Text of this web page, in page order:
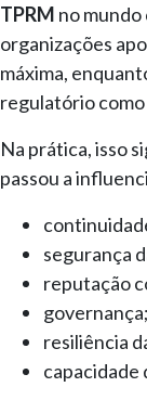
TPRM no
organizações
máxima,
regulatório
Na prática, isso
passou a
segurança
reputação
governança;
resiliência
capacidade